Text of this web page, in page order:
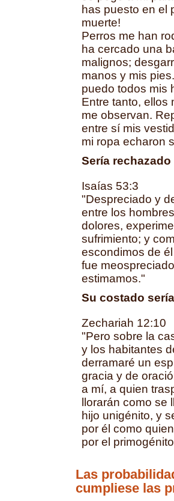
has puesto en el
muerte!
Perros me han
ha cercado una
malignos;
manos y mis
puedo todos mis
Entre tanto, ellos
me observan.
entre sí mis
mi ropa echaron
Sería
Isaías 53:3
"Despreciado y
entre los
dolores,
sufrimiento; y
escondimos de
fue
estimamos."
Su costado
Zechariah 12:10
"Pero sobre la
y los habitantes
derramaré un
gracia y de
a mí, a quien
llorarán como se
hijo unigénito, y
por él como
por el
Las
cumpliese las